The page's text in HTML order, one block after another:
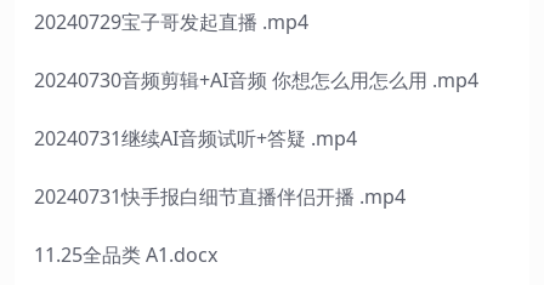
20240729宝子哥发起直播 .mp4
20240730音频剪辑+AI音频 你想怎么用怎么用 .mp4
20240731继续AI音频试听+答疑 .mp4
20240731快手报白细节直播伴侣开播 .mp4
11.25全品类 A1.docx